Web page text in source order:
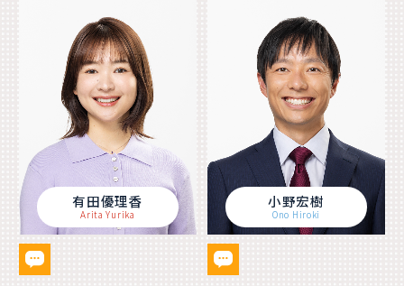
有田優理香
Arita Yurika
小野宏樹
Ono Hiroki